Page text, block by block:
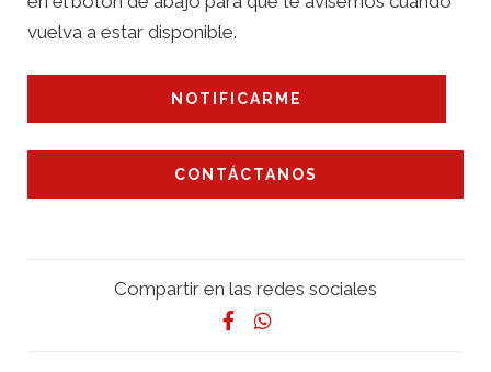
vuelva a estar disponible.
NOTIFICARME
CONTÁCTANOS
Compartir en las redes sociales